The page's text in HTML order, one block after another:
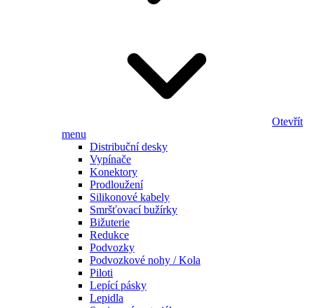
Otevřít
menu
Distribuční desky
Vypínače
Konektory
Prodloužení
Silikonové kabely
Smršťovací bužírky
Bižuterie
Redukce
Podvozky
Podvozkové nohy / Kola
Piloti
Lepící pásky
Lepidla